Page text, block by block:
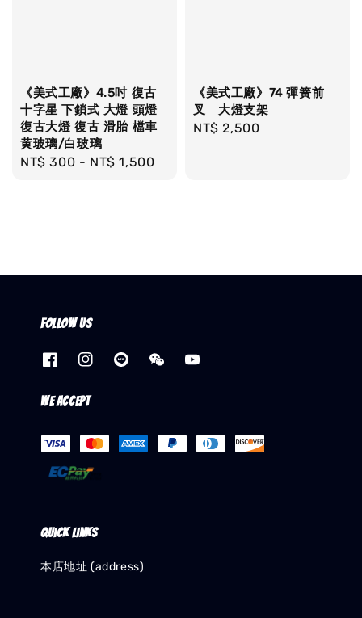
《美式工廠》4.5吋 復古
十字星 下鎖式 大燈 頭燈
復古大燈 復古 滑胎 檔車
黄玻璃/白玻璃
Regular
NT$ 300 - NT$ 1,500
《美式工廠》74 彈簧前
叉 大燈支架
Regular
NT$ 2,500
Follow us
We accept
Quick links
本店地址 (address)